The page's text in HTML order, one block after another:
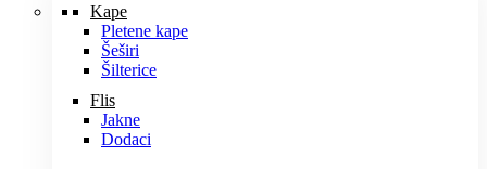
Kape
Pletene kape
Šeširi
Šilterice
Flis
Jakne
Dodaci